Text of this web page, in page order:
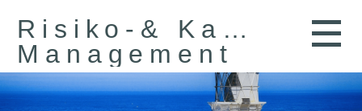
Risiko-& Kapital-
Management